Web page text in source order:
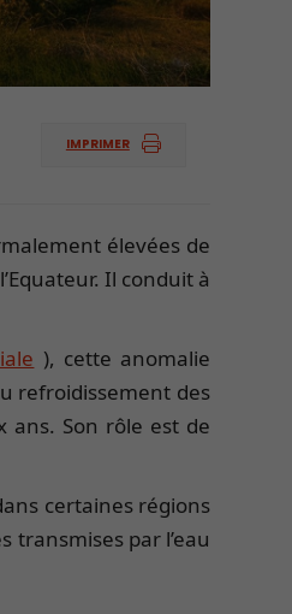
IMPRIMER
élevées de
Il conduit à
), cette anomalie
refroidissement des
Son rôle est de
certaines régions
transmises par l’eau